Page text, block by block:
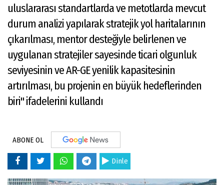
uluslararası standartlarda ve metotlarda mevcut
durum analizi yapılarak stratejik yol haritalarının
çıkarılması, mentor desteğiyle belirlenen ve
uygulanan stratejiler sayesinde ticari olgunluk
seviyesinin ve AR-GE yenilik kapasitesinin
artırılması, bu projenin en büyük hedeflerinden
biri" ifadelerini kullandı
ABONE OL
Dinle